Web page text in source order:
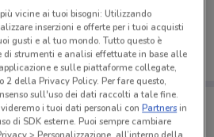
km
sempre con te!
migliori offerte dei negozi vicino a te,
la tua lista del risparmio, comodamente
vicine ai tuoi bisogni: Utilizzando
inserzioni e offerte per i tuoi acquisti
gusti e al tuo mondo. Tutto questo è
di strumenti e analisi effettuate in base alle
e sulle piattaforme collegate,
della Privacy Policy. Per fare questo,
sull'uso dei dati raccolti a tale fine.
i tuoi dati personali conPartnersin
di SDK esterne. Puoi sempre cambiare